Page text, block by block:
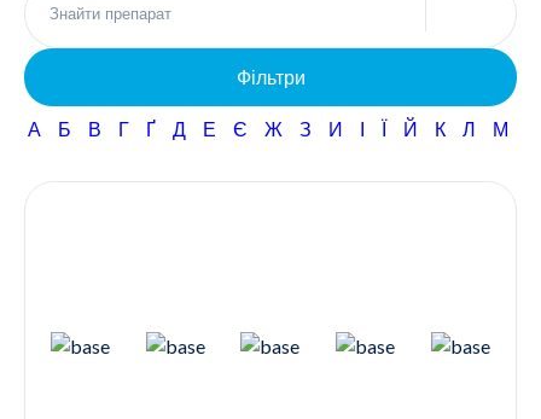
Неврологія
Фармаконагляд
Кар'єра Фільтри
А Б В Г Ґ Д Е Є Ж З И І Ї Й К Л М